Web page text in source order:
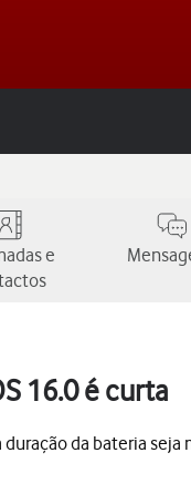
e
16.0 é curta
da bateria seja